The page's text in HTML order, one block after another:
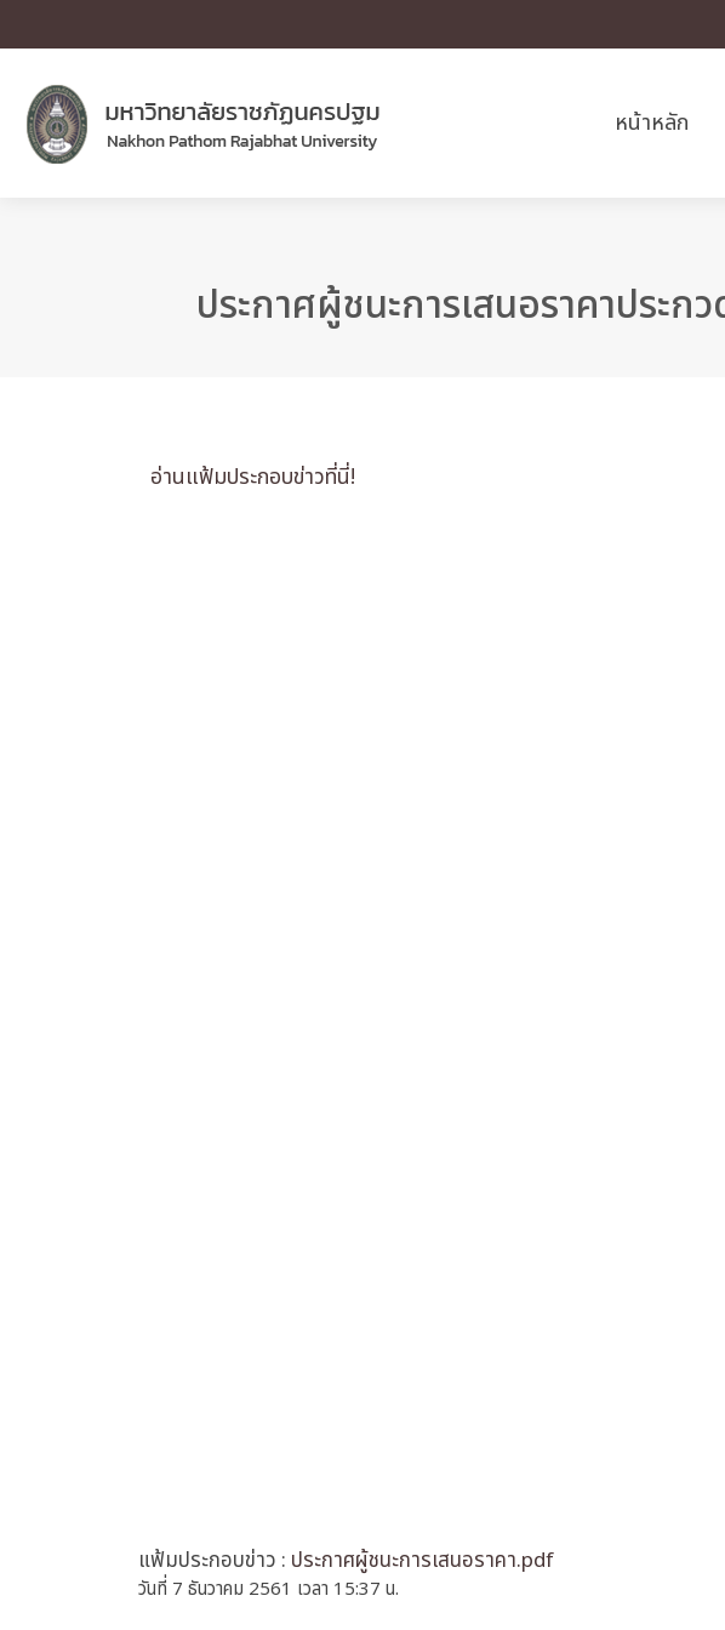
หน้าหลัก
ประกาศผู้ชนะการเสนอราคาประ
อ่านแฟ้มประกอบข่าวที่นี่!
แฟ้มประกอบข่าว : ประกาศผู้ชนะการเสนอราคา.pdf
วันที่ 7 ธันวาคม 2561 เวลา 15:37 น.